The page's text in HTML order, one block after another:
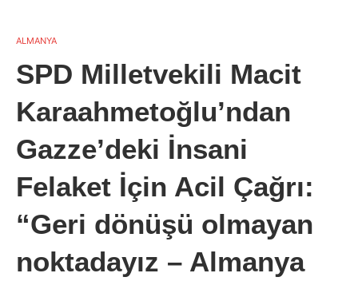
ALMANYA
SPD Milletvekili Macit
Karaahmetoğlu’ndan
Gazze’deki İnsani
Felaket İçin Acil Çağrı:
“Geri dönüşü olmayan
noktadayız – Almanya